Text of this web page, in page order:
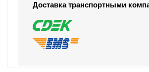
Доставка транспортными